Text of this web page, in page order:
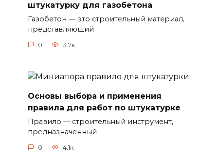
штукатурку для газобетона
Газобетон — это строительный материал,
представляющий
0 3.7к.
Основы выбора и применения
правила для работ по штукатурке
Правило — строительный инструмент,
предназначенный
0 4.1к.